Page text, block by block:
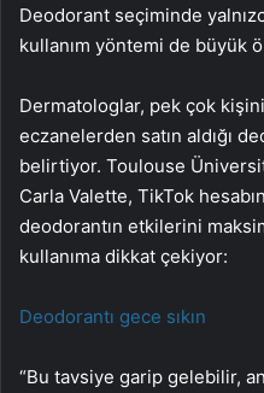
Deodorant seçiminde
kullanım yöntemi de büyük
Dermatologlar, pek çok
eczanelerden satın aldığı
belirtiyor. Toulouse
Carla Valette, TikTok
deodorantın etkilerini
kullanıma dikkat çekiyor:
Deodorantı gece sıkın
“Bu tavsiye garip gelebilir,